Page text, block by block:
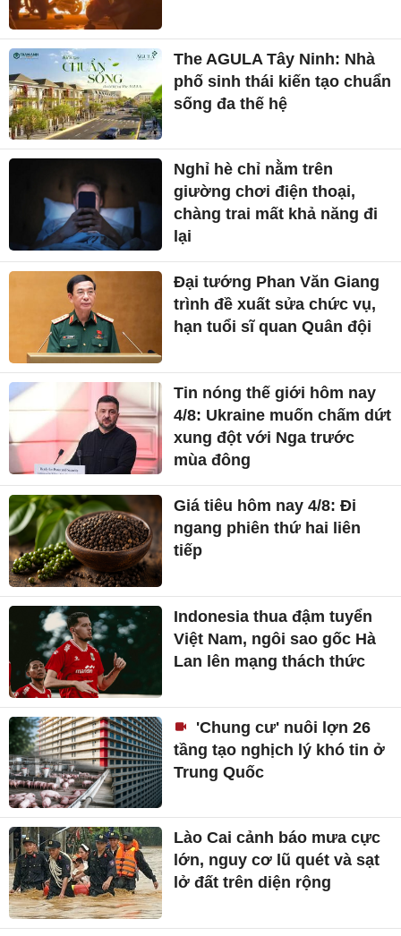
The AGULA Tây Ninh: Nhà
phố sinh thái kiến tạo chuẩn
sống đa thế hệ
Nghỉ hè chỉ nằm trên
giường chơi điện thoại,
chàng trai mất khả năng đi
lại
Đại tướng Phan Văn Giang
trình đề xuất sửa chức vụ,
hạn tuổi sĩ quan Quân đội
Tin nóng thế giới hôm nay
4/8: Ukraine muốn chấm dứt
xung đột với Nga trước
mùa đông
Giá tiêu hôm nay 4/8: Đi
ngang phiên thứ hai liên
tiếp
Indonesia thua đậm tuyển
Việt Nam, ngôi sao gốc Hà
Lan lên mạng thách thức
'Chung cư' nuôi lợn 26
tầng tạo nghịch lý khó tin ở
Trung Quốc
Lào Cai cảnh báo mưa cực
lớn, nguy cơ lũ quét và sạt
lở đất trên diện rộng